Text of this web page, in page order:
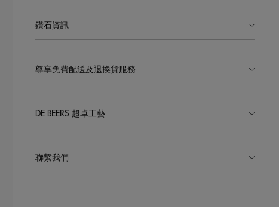
鑽石資訊
尊享免費配送及退換貨服務
DE BEERS 超卓工藝
聯繫我們